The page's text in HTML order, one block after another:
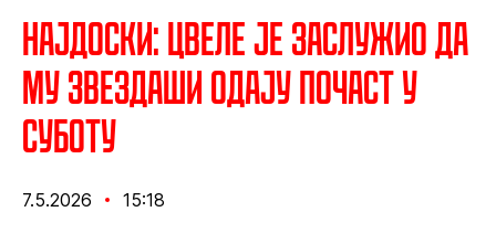
Најдоски: Цвеле је заслужио да
му звездаши одају почаст у
суботу
7.5.2026 15:18